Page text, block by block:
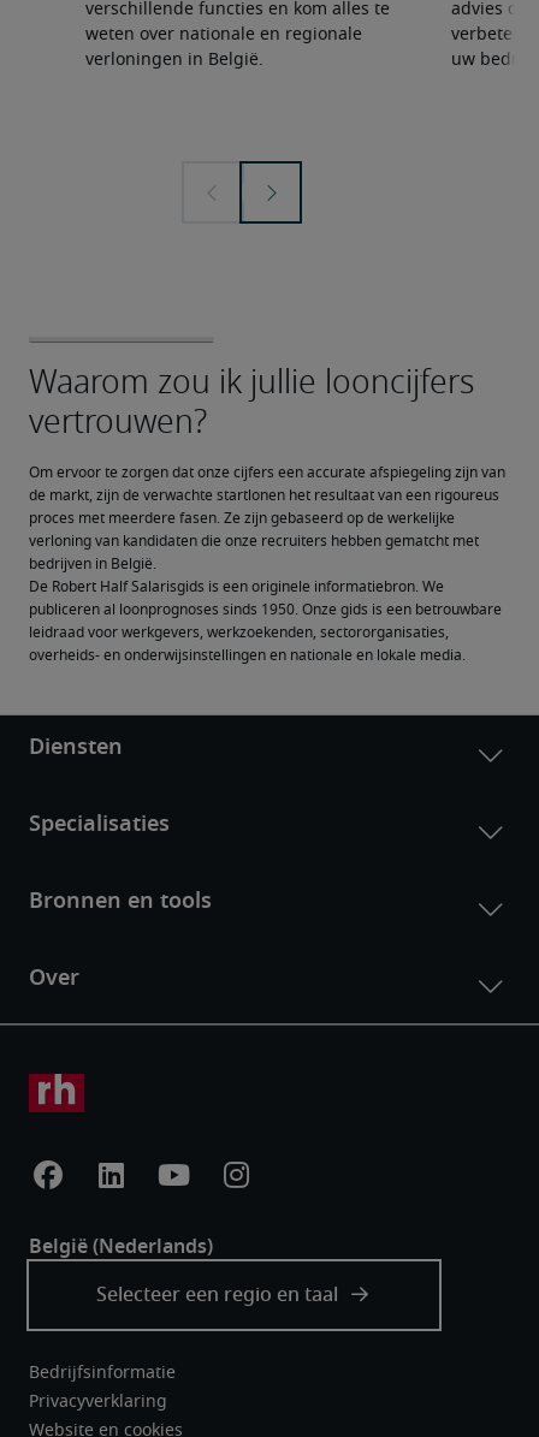
verschillende functies en kom alles te
weten over nationale en regionale
verloningen in België.
advies
uw bedrijf
Om ervoor te zorgen dat onze cijfers een accurate afspiegeling zijn van
de markt, zijn de verwachte startlonen het resultaat van een rigoureus
proces met meerdere fasen. Ze zijn gebaseerd op de werkelijke
verloning van kandidaten die onze recruiters hebben gematcht met
bedrijven in België.
De Robert Half Salarisgids is een originele informatiebron. We
publiceren al loonprognoses sinds 1950. Onze gids is een betrouwbare
leidraad voor werkgevers, werkzoekenden, sectororganisaties,
overheids- en onderwijsinstellingen en nationale en lokale media.
Bedrijfsinformatie
Privacyverklaring
Website en cookies